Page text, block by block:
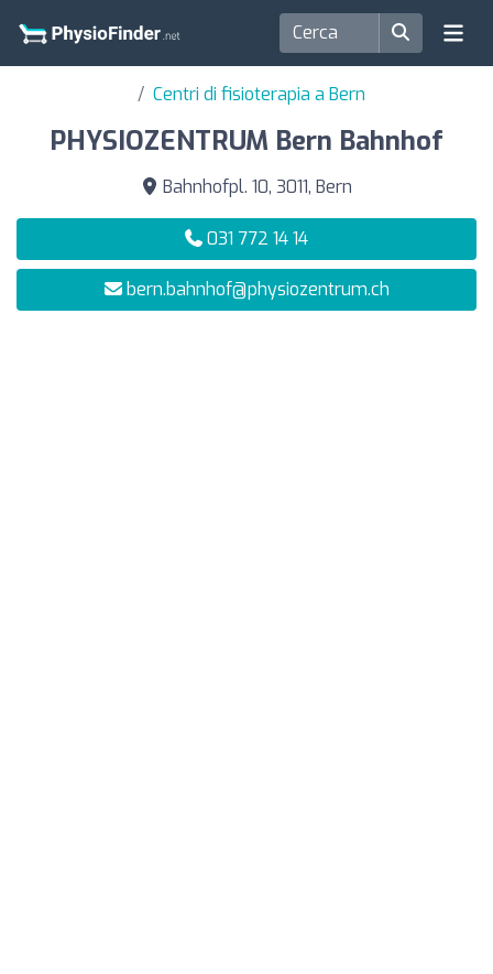
Centri di fisioterapia a Bern
PHYSIOZENTRUM Bern Bahnhof
Bahnhofpl. 10, 3011, Bern
031 772 14 14
bern.bahnhof@physiozentrum.ch